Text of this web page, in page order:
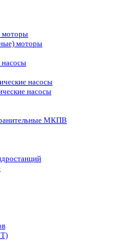
моторы
моторы
насосы
насосы
МКПВ